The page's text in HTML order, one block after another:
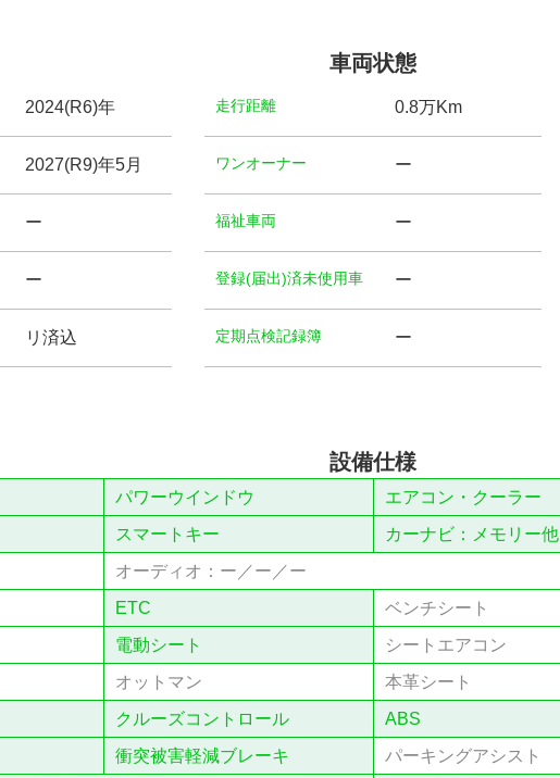
車両状態
2024(R6)年 ⾛⾏距離 0.8万Km
2027(R9)年5月 ワンオーナー ー
ー 福祉⾞両 ー
ー 登録(届出)済未使用車 ー
リ済込 定期点検記録簿 ー
設備仕様
パワーウインドウ エアコン・クーラー
スマートキー カーナビ：メモリー他
オーディオ：ー／ー／ー
ETC ベンチシート
電動シート シートエアコン
オットマン 本⾰シート
クルーズコントロール ABS
衝突被害軽減ブレーキ
パーキングアシスト